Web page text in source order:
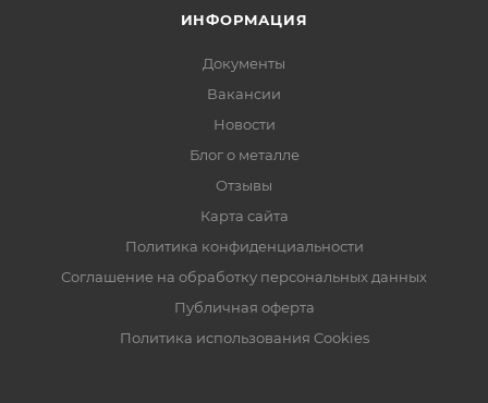
ИНФОРМАЦИЯ
Документы
Вакансии
Новости
Блог о металле
Отзывы
Карта сайта
Политика конфиденциальности
Соглашение на обработку персональных данных
Публичная оферта
Политика использования Cookies